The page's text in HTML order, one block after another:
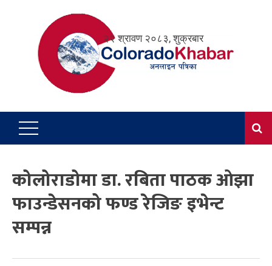
२२ श्रावण २०८३, शुक्रबार
कोलोराडोमा डा. रबिता पाठक ओझा
फाउन्डेसनको फण्ड रेजिङ इभेन्ट
सम्पन्न